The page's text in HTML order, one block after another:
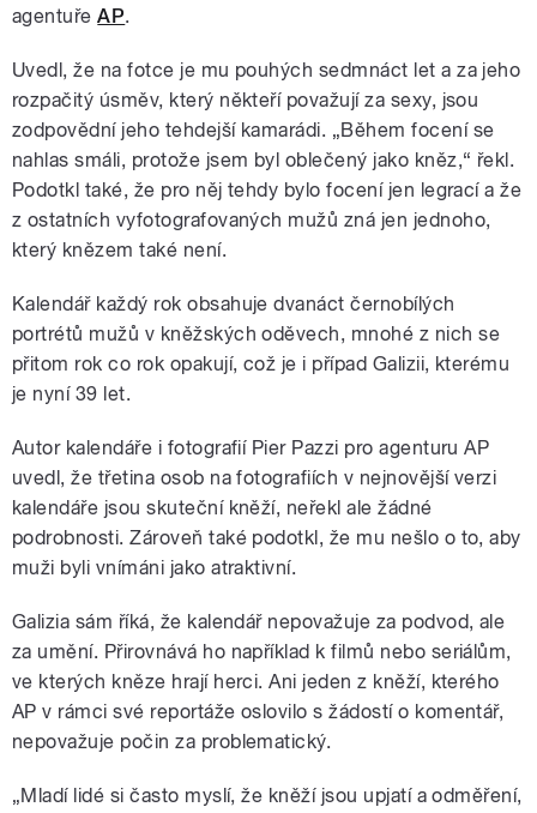
agentuřeAP.
Uvedl, že na fotce je mu pouhých sedmnáct let a za jeho
rozpačitý úsměv, který někteří považují za sexy, jsou
zodpovědní jeho tehdejší kamarádi. „Během focení se
nahlas smáli, protože jsem byl oblečený jako kněz,“ řekl.
Podotkl také, že pro něj tehdy bylo focení jen legrací a že
z ostatních vyfotografovaných mužů zná jen jednoho,
který knězem také není.
Kalendář každý rok obsahuje dvanáct černobílých
portrétů mužů v kněžských oděvech, mnohé z nich se
přitom rok co rok opakují, což je i případ Galizii, kterému
je nyní 39 let.
Autor kalendáře i fotografií Pier Pazzi pro agenturu AP
uvedl, že třetina osob na fotografiích v nejnovější verzi
kalendáře jsou skuteční kněží, neřekl ale žádné
podrobnosti. Zároveň také podotkl, že mu nešlo o to, aby
muži byli vnímáni jako atraktivní.
Galizia sám říká, že kalendář nepovažuje za podvod, ale
za umění. Přirovnává ho například k filmů nebo seriálům,
ve kterých kněze hrají herci. Ani jeden z kněží, kterého
AP v rámci své reportáže oslovilo s žádostí o komentář,
nepovažuje počin za problematický.
„Mladí lidé si často myslí, že kněží jsou upjatí a odměření,